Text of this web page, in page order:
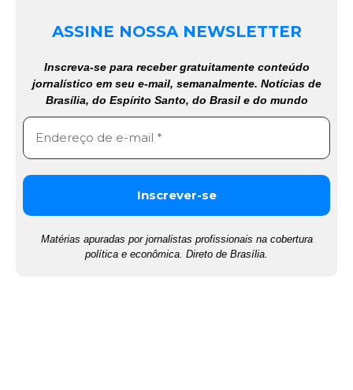
ASSINE NOSSA NEWSLETTER
Inscreva-se para receber gratuitamente conteúdo
jornalístico em seu e-mail, semanalmente. Notícias de
Brasília, do Espírito Santo, do Brasil e do mundo
Matérias apuradas por jornalistas profissionais na cobertura
política e econômica. Direto de Brasília.